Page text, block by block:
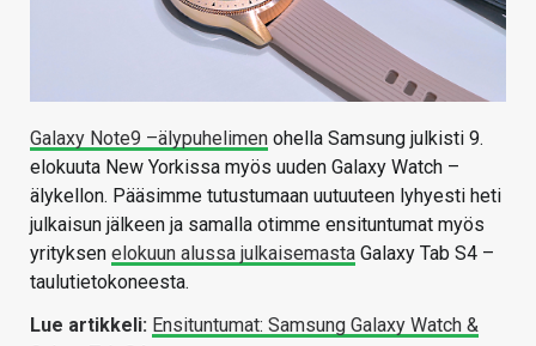
Galaxy Note9 –älypuhelimen ohella Samsung julkisti 9.
elokuuta New Yorkissa myös uuden Galaxy Watch –
älykellon. Pääsimme tutustumaan uutuuteen lyhyesti heti
julkaisun jälkeen ja samalla otimme ensituntumat myös
yrityksen elokuun alussa julkaisemasta Galaxy Tab S4 –
taulutietokoneesta.
Lue artikkeli: Ensituntumat: Samsung Galaxy Watch &